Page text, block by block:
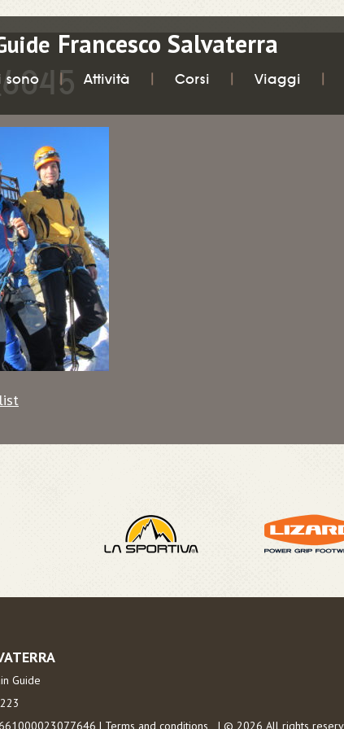
Francesco Salvaterra
sono Attività Corsi Viaggi
Guide
| Terms and conditions | © 2026 All rights